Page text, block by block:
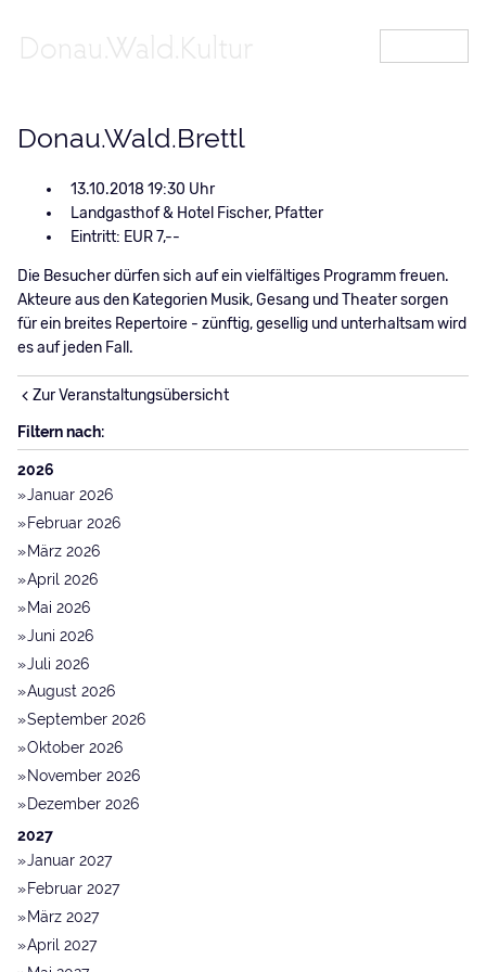
Donau.Wald.Brettl
13.10.2018 19:30
Landgasthof & Hotel Fischer, Pfatter
Eintritt: EUR 7,--
Die Besucher dürfen sich auf ein vielfältiges Programm freuen.
Akteure aus den Kategorien Musik, Gesang und Theater sorgen
für ein breites Repertoire - zünftig, gesellig und unterhaltsam wird
es auf jeden Fall.
Zur Veranstaltungsübersicht
Filtern nach:
2026
Januar 2026
Februar 2026
März 2026
April 2026
Mai 2026
Juni 2026
Juli 2026
August 2026
September 2026
Oktober 2026
November 2026
Dezember 2026
2027
Januar 2027
Februar 2027
März 2027
April 2027